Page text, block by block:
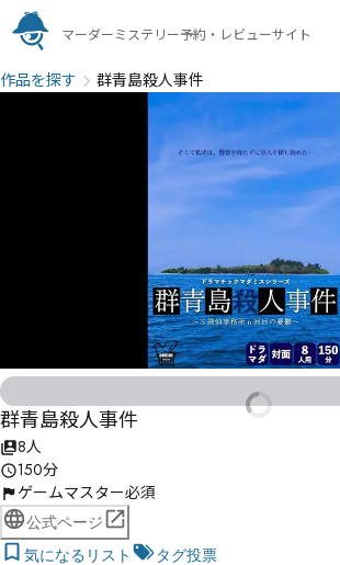
マーダーミステリー予約・レビューサイト
作品を探す 群青島殺人事件
群青島殺人事件
8人
150分
ゲームマスター必須
公式ページ
気になるリスト
タグ投票